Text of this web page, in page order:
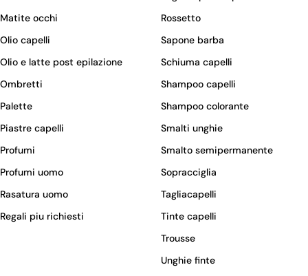
Matite occhi
Olio capelli
Olio e latte post epilazione
Ombretti
Palette
Piastre capelli
Profumi
Profumi uomo
Rasatura uomo
Regali piu richiesti
Rossetto
Sapone barba
Schiuma capelli
Shampoo capelli
Shampoo colorante
Smalti unghie
Smalto semipermanente
Sopracciglia
Tagliacapelli
Tinte capelli
Trousse
Unghie finte